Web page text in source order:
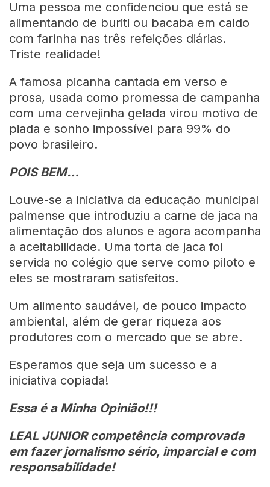
Uma pessoa me confidenciou que está se
alimentando de buriti ou bacaba em caldo
com farinha nas três refeições diárias.
Triste realidade!
A famosa picanha cantada em verso e
prosa, usada como promessa de campanha
com uma cervejinha gelada virou motivo de
piada e sonho impossível para 99% do
povo brasileiro.
POIS BEM…
Louve-se a iniciativa da educação municipal
palmense que introduziu a carne de jaca na
alimentação dos alunos e agora acompanha
a aceitabilidade. Uma torta de jaca foi
servida no colégio que serve como piloto e
eles se mostraram satisfeitos.
Um alimento saudável, de pouco impacto
ambiental, além de gerar riqueza aos
produtores com o mercado que se abre.
Esperamos que seja um sucesso e a
iniciativa copiada!
Essa é a Minha Opinião!!!
LEAL JUNIOR competência comprovada
em fazer jornalismo sério, imparcial e com
responsabilidade!